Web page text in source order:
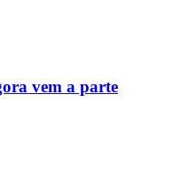
vem a parte